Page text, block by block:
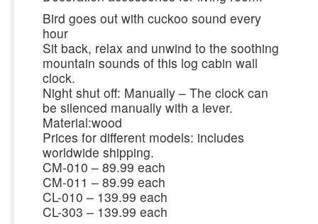
Bird goes out with cuckoo sound every
hour
Sit back, relax and unwind to the soothing
mountain sounds of this log cabin wall
clock.
Night shut off: Manually – The clock can
be silenced manually with a lever.
Material:wood
Prices for different models: includes
worldwide shipping.
CM-010 – 89.99 each
CM-011 – 89.99 each
CL-010 – 139.99 each
CL-303 – 139.99 each